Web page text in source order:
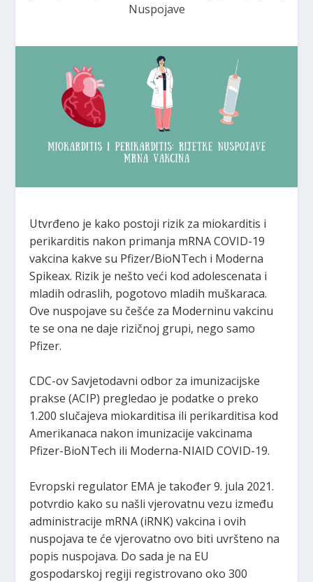
Nuspojave
Utvrđeno je kako postoji rizik za miokarditis i
perikarditis nakon primanja mRNA COVID-19
vakcina kakve su Pfizer/BioNTech i Moderna
Spikeax. Rizik je nešto veći kod adolescenata i
mladih odraslih, pogotovo mladih muškaraca.
Ove nuspojave su češće za Moderninu vakcinu
te se ona ne daje rizičnoj grupi, nego samo
Pfizer.
CDC-ov Savjetodavni odbor za imunizacijske
prakse (ACIP) pregledao je podatke o preko
1.200 slučajeva miokarditisa ili perikarditisa kod
Amerikanaca nakon imunizacije vakcinama
Pfizer-BioNTech ili Moderna-NIAID COVID-19.
Evropski regulator EMA je također 9. jula 2021.
potvrdio kako su našli vjerovatnu vezu između
administracije mRNA (iRNK) vakcina i ovih
nuspojava te će vjerovatno ovo biti uvršteno na
popis nuspojava. Do sada je na EU
gospodarskoj regiji registrovano oko 300